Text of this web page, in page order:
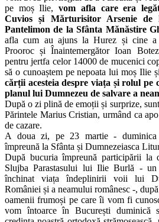
pe moș Ilie,vom afla care era
Cuvios și Mărturisitor Arsenie de
Pantelimon de la Sfânta Mănăstire
afla cum au ajuns la Hurez și cine a
Prooroc și Înaintemergător Ioan
pentru jertfa celor 14000 de mucenici
să o cunoaștem pe nepoata lui moș Ilie
cărții acesteia despre viața și rolul
planul lui Dumnezeu de salvare a
După o zi plină de emoții și surprize,
Părintele Marius Cristian, urmând ca
de cazare.
A doua zi, pe 23 martie - duminica
împreună la Sfânta și Dumnezeiasca
După bucuria împreună participării
Slujba Parastasului lui Ilie Burlă - un
închinat viața îndeplinirii voii lui
României și a neamului românesc -,
oamenii frumoși pe care îi vom fi
vom întoarce în București duminică